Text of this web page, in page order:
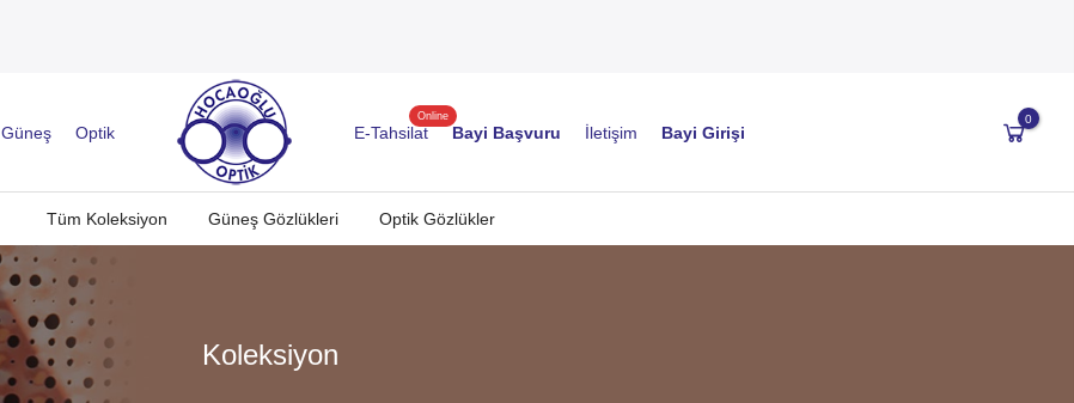
Güneş Optik E-Tahsilat
Online
Bayi Başvuru İletişim Bayi Girişi
0
Tüm Koleksiyon Güneş Gözlükleri Optik Gözlükler
Koleksiyon